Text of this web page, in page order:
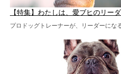
【特集】わたしは、愛ブヒのリー
プロドッグトレーナーが、リーダーにな